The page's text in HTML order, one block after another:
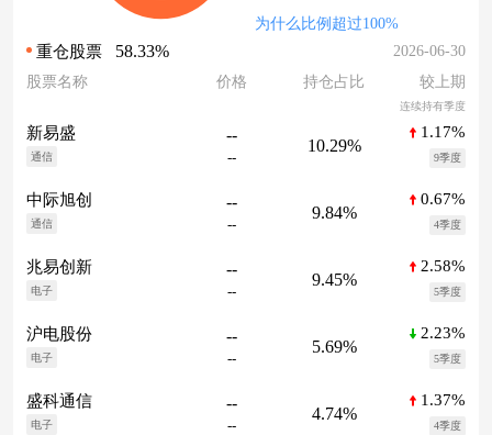
为什么比例超过100%
重仓股票 58.33%
2026-06-30
股票名称
价格 持仓占比 较上期
连续持有季度
新易盛
通信
--
--
10.29%
1.17%
9季度
中际旭创
通信
--
--
9.84%
0.67%
4季度
兆易创新
电子
--
--
9.45%
2.58%
5季度
沪电股份
电子
--
--
5.69%
2.23%
5季度
盛科通信
电子
--
--
4.74%
1.37%
4季度